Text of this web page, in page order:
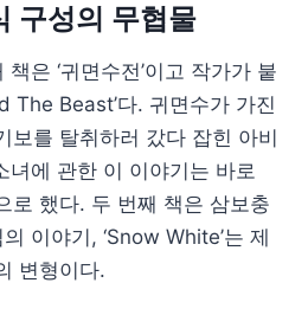
구성의 무협물
은 ‘귀면수전’이고 작가가 붙
The Beast’다. 귀면수가 가진
보를 탈취하러 갔다 잡힌 아비
녀에 관한 이 이야기는 바로
로 했다. 두 번째 책은 삼보충
이야기, ‘Snow White’는 제
변형이다.